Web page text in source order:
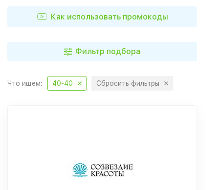
Как использовать промокоды
Фильтр подбора
Что ищем: 40-40 Сбросить фильтры